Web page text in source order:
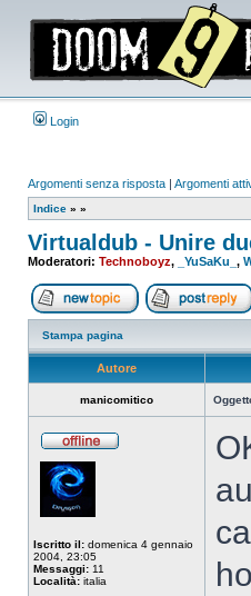
Login
Argomenti senza risposta | Argomenti
Indice » »
Virtualdub - Unire
Moderatori: Technoboyz, _YuSaKu_ ,
Apri un nuovo
Stampa pagina
Autore
manicomitico
Iscritto il: domenica 4 gennaio
2004, 23:05
Messaggi: 11
Località: italia